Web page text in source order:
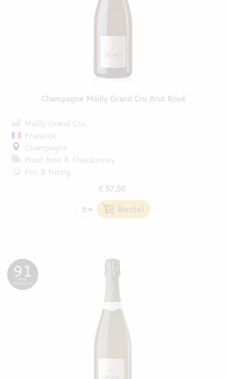
Champagne Mailly Grand Cru Brut Rosé
Mailly Grand Cru
Frankrijk
Champagne
Pinot Noir
Chardonnay
Fris & fruitig
€ 57,50
91
WINE
ENTHUSIAST